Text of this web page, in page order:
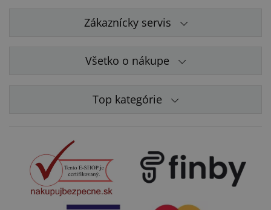
Zákaznícky servis
Všetko o nákupe
Top kategórie